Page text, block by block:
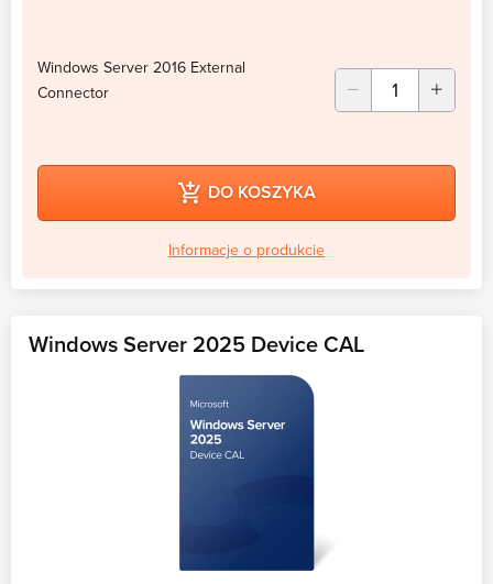
Windows Server 2016 External
Connector
DO KOSZYKA
Informacje o produkcie
Windows Server 2025 Device CAL